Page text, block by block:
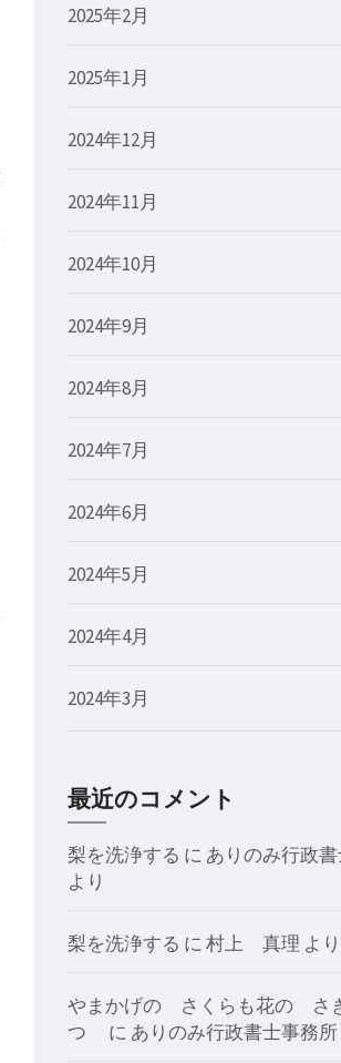
2025年2月
2025年1月
2024年12月
2024年11月
2024年10月
2024年9月
2024年8月
2024年7月
2024年6月
2024年5月
2024年4月
2024年3月
最近のコメント
梨を洗浄する に ありのみ行政
より
梨を洗浄する に村上 真理 より
やまかげの さくらも花の さ
つゝ
に ありのみ行政書士事務所